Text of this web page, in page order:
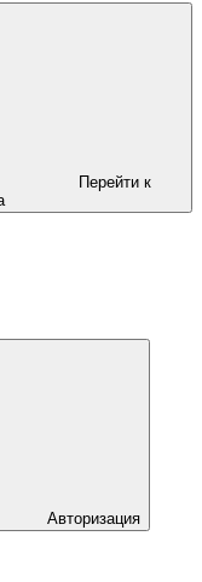
Перейти к
Авторизация